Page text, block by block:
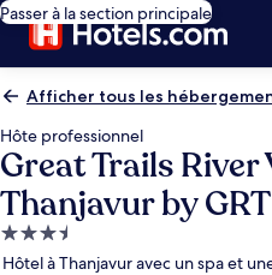
Passer à la section principale
Afficher tous les
Hôte professionnel
Great Trails River
Thanjavur by
Hébergement
3.5 étoiles
Hôtel à Thanjavur avec un spa et